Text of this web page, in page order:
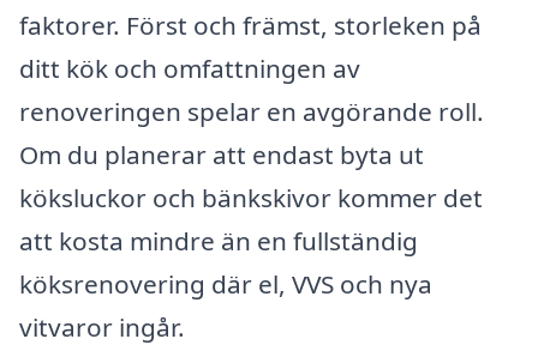
faktorer. Först och främst, storleken på
ditt kök och omfattningen av
renoveringen spelar en avgörande roll.
Om du planerar att endast byta ut
köksluckor och bänkskivor kommer det
att kosta mindre än en fullständig
köksrenovering där el, VVS och nya
vitvaror ingår.